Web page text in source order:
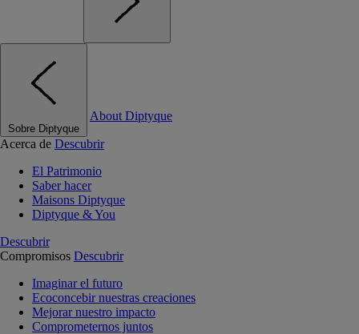
Sobre Diptyque
About Diptyque
Acerca de Descubrir
El Patrimonio
Saber hacer
Maisons Diptyque
Diptyque & You
Descubrir
Compromisos Descubrir
Imaginar el futuro
Ecoconcebir nuestras creaciones
Mejorar nuestro impacto
Comprometernos juntos